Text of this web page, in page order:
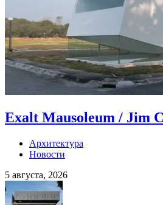
Exalt Mausoleum / Jim
Архитектура
Новости
5 августа, 2026